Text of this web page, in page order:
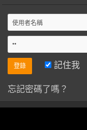
記住我
忘記密碼了嗎？